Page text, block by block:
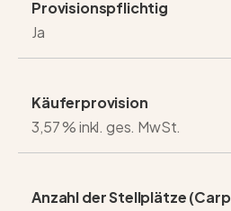
Provisionspflichtig
Ja
Käuferprovision
3,57 % inkl. ges. MwSt.
Anzahl der Stellplätze